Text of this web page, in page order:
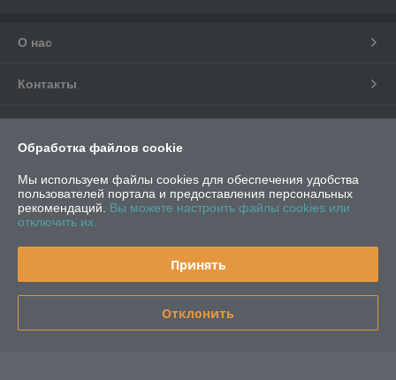
О нас
Контакты
Полная версия сайта
Политика обработки cookies
Сайт создан на платформе Deal.by
Обработка файлов cookie
Мы используем файлы cookies для обеспечения удобства
пользователей портала и предоставления персональных
рекомендаций. Вы можете настроить файлы cookies или
отключить их.
Принять
Отклонить